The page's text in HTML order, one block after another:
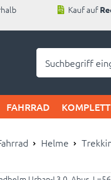
Kauf auf
FAHRRAD
Helme